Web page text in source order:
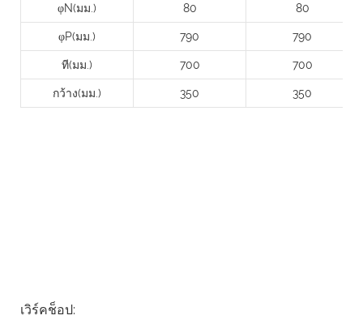
φN(มม.) 80 80
φP(มม.) 790 790
ที(มม.) 700 700
กว้าง(มม.) 350 350
เวิร์คช็อป: